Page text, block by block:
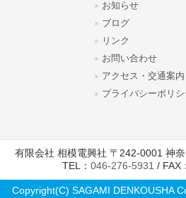
お知らせ
ブログ
リンク
お問い合わせ
アクセス・交通案内
プライバシーポリシ
有限会社 相模電興社 〒242-0001 神
TEL： 046-276-5931 / FAX
Copyright(C) SAGAMI DENKOUSHA